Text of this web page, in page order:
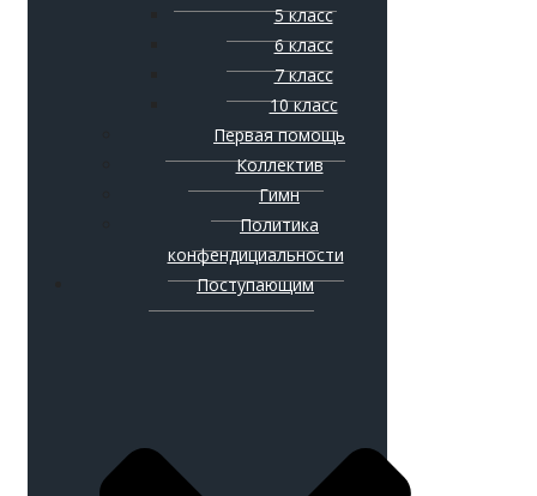
5 класс
6 класс
7 класс
10 класс
Первая помощь
Коллектив
Гимн
Политика
конфендициальности
Поступающим